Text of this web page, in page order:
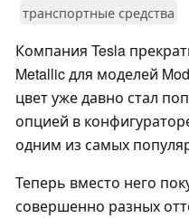
транспортные средства
Компания Tesla
Metallic для моделей
цвет уже давно стал
опцией в
одним из самых
Теперь вместо него
совершенно разных